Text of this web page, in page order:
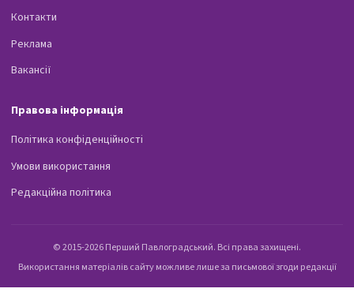
Контакти
Реклама
Вакансії
Правова інформація
Політика конфіденційності
Умови використання
Редакційна політика
© 2015-2026 Перший Павлоградський. Всі права захищені.
Використання матеріалів сайту можливе лише за письмової згоди редакції